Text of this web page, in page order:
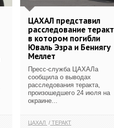
ЦАХАЛ представил
расследование
в котором погибли
Юваль Эзра и Бениягу
Меллет
Пресс-служба ЦАХАЛа
сообщила о выводах
расследования теракта,
произошедшего 24 июля на
окраине...
ЦАХАЛ ТЕРАКТ